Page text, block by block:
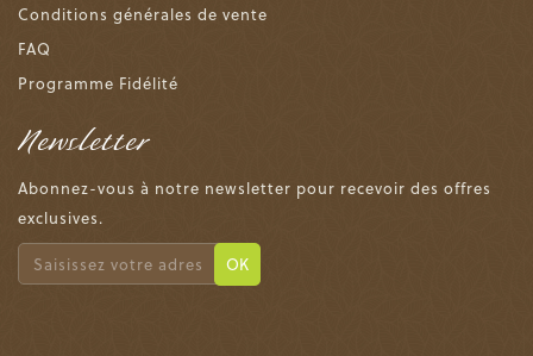
Conditions générales de vente
FAQ
Programme Fidélité
Newsletter
Abonnez-vous à notre newsletter pour recevoir des offres
exclusives.
OK